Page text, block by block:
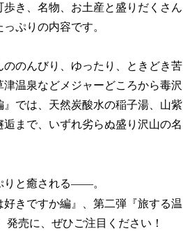
き、名物、お土産と盛りだくさん
ぷりの内容です。
のんびり、ゆったり、ときどき苦
温泉などメジャーどころから毒沢
では、天然炭酸水の稲子湯、山紫
まで、いずれ劣らぬ盛り沢山の名
りと癒される――。
きですか編』、第二弾『旅する温
売に、ぜひご注目ください！